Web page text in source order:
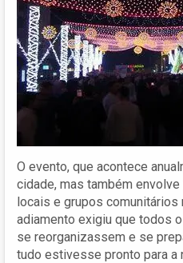
O evento, que acontece
cidade, mas também
locais e grupos comunitários
adiamento exigiu que todos
se reorganizassem e se
tudo estivesse pronto para a